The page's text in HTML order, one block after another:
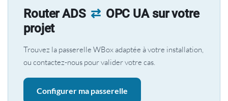
Router ADS ⇄ OPC UA sur votre
projet
Trouvez la passerelle WBox adaptée à votre installation,
ou contactez-nous pour valider votre cas.
Configurer ma passerelle